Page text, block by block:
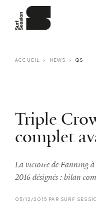
ACCUEIL NEWS QS
Triple
complet
La victoire de Fanning à
2016 désignés : bilan
05/12/2015 PAR SURF